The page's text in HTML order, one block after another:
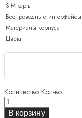
SIM-карты
Беспроводные интерфейсы
Материалы корпуса
Цвета
Количество Кол-во
В корзину